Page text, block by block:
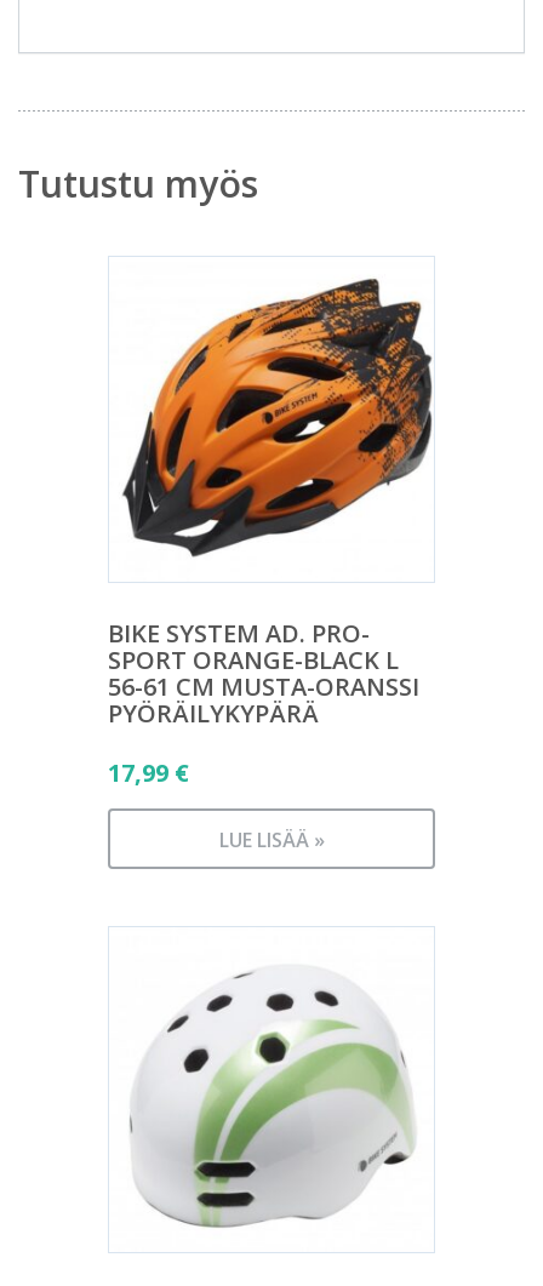
Tutustu myös
BIKE SYSTEM AD. PRO-
SPORT ORANGE-BLACK L
56-61 CM MUSTA-ORANSSI
PYÖRÄILYKYPÄRÄ
17,99 €
LUE LISÄÄ »